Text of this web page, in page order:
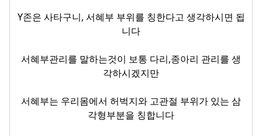
Y존은 사타구니, 서혜부 부위를 칭한다고 생각하시면 됩
니다
서혜부관리를 말하는것이 보통 다리,종아리 관리를 생
각하시겠지만
서혜부는 우리몸에서 허벅지와 고관절 부위가 있는 삼
각형부분을 칭합니다